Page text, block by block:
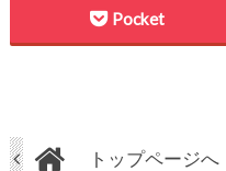
Pocket
トップページへ